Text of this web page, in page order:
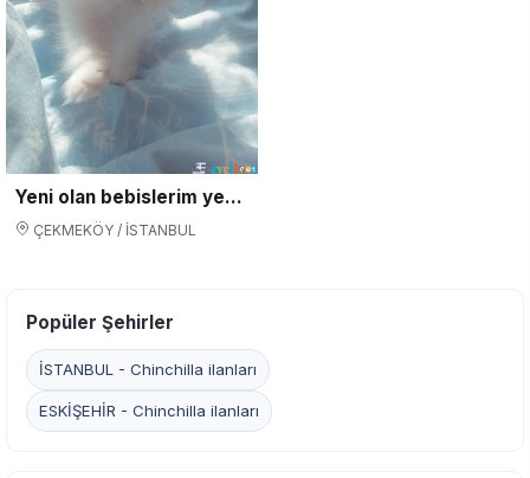
Yeni olan bebislerim yeni yuvasina gitmeye hazir
ÇEKMEKÖY / İSTANBUL
Popüler Şehirler
İSTANBUL - Chinchilla ilanları
ESKİŞEHİR - Chinchilla ilanları